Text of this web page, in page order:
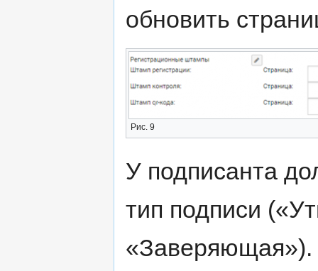
обновить
Рис. 9
У подписанта
тип подписи
«Заверяющая»).